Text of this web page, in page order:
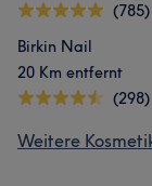
(785)
Birkin Nail
20 Km entfernt
(298)
Weitere